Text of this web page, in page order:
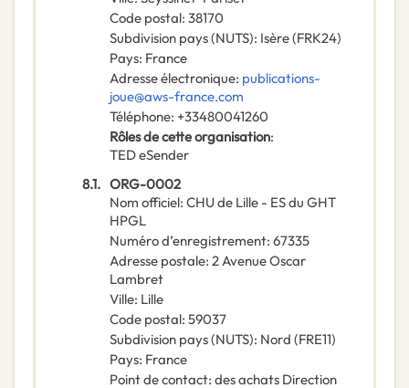
Code postal: 38170
Subdivision pays (NUTS): Isère(FRK24)
Pays: France
Adresse électronique: publications-
joue@aws-france.com
Téléphone: +33480041260
Rôles de cette organisation:
TED eSender
8.1. ORG-0002
Nom officiel: CHU de Lille - ES du GHT
HPGL
Numéro d’enregistrement: 67335
Adresse postale: 2 Avenue Oscar
Lambret
Ville: Lille
Code postal: 59037
Subdivision pays (NUTS): Nord (FRE11)
Pays: France
Point de contact: des achats Direction